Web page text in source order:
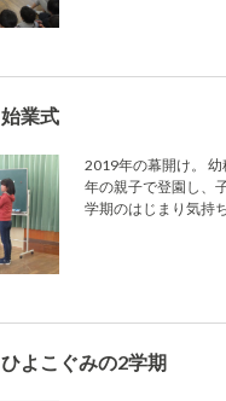
始業式
2019年の幕開け。
年の親子で登園し、
学期のはじまり気持
ひよこぐみの2学期